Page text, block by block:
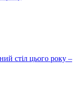
стіл цього року –